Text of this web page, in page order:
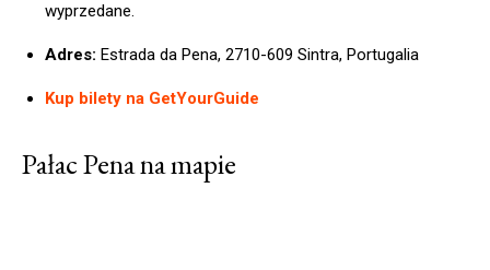
wyprzedane.
Adres: Estrada da Pena, 2710-609 Sintra, Portugalia
Kup bilety na GetYourGuide
Pałac Pena na mapie